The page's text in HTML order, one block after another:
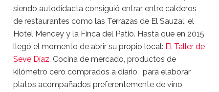
siendo autodidacta consiguió entrar entre calderos
de restaurantes como las Terrazas de El Sauzal, el
Hotel Mencey y la Finca del Patio. Hasta que en 2015
llegó el momento de abrir su propio local: El Taller de
Seve Díaz. Cocina de mercado, productos de
kilómetro cero comprados a diario, para elaborar
platos acompañados preferentemente de vino